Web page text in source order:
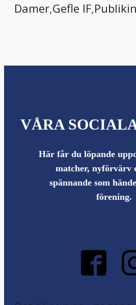
Damer,Gefle IF,
VÅRA
Här får du löpande
matcher, nyförvärv
spännande som
förening.